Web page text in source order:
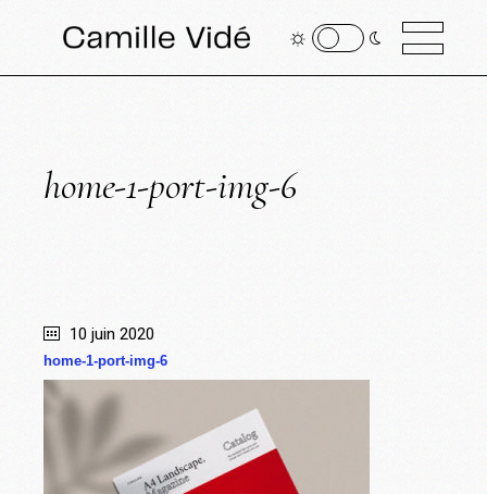
home-1-port-img-6
10 juin 2020
home-1-port-img-6